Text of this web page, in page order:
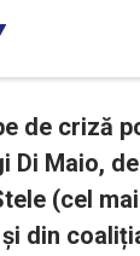
de criză
Di Maio,
(cel
din